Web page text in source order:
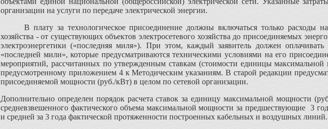
организации на услуги по передаче электрической энергии.
В плату за технологическое присоединение должны включаться только расходы на
хозяйства - от существующих объектов электросетевого хозяйства до присоединяемых
электроэнергетики («последняя миля»). При этом, каждый заявитель должен оплачивать
«последней мили», которые предусматриваются техническими условиями на его
мероприятий, рассчитанных по утвержденным ставкам (стоимости единицы
предусмотренному приложением 4 к Методическим указаниям. В старой редакции
присоединяемой мощности (руб./кВт) в целом по сетевой организации.
Дополнительно определен порядок расчета ставок за единицу максимальной мощности
средневзвешенного фактического объема максимальной мощности за предшествующие 3
и средней за 3 года фактической протяженности построенных кабельных и воздушных линий.